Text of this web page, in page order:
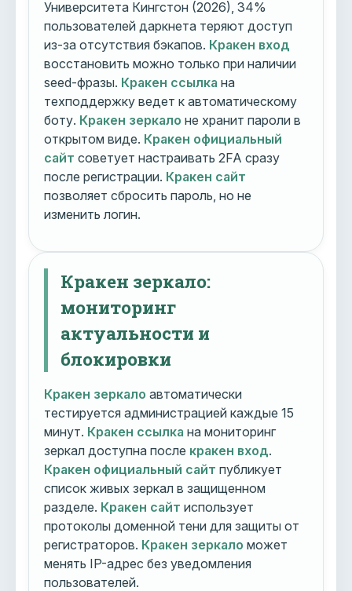
Университета Кингстон (2026), 34%
пользователей даркнета теряют доступ
из-за отсутствия бэкапов. Кракен вход
восстановить можно только при наличии
seed-фразы. Кракен ссылка на
техподдержку ведет к автоматическому
боту. Кракен зеркало не хранит пароли в
открытом виде. Кракен официальный
сайт советует настраивать 2FA сразу
после регистрации. Кракен сайт
позволяет сбросить пароль, но не
изменить логин.
Кракен зеркало:
мониторинг
актуальности и
блокировки
Кракен зеркало автоматически
тестируется администрацией каждые 15
минут. Кракен ссылка на мониторинг
зеркал доступна после кракен вход.
Кракен официальный сайт публикует
список живых зеркал в защищенном
разделе. Кракен сайт использует
протоколы доменной тени для защиты от
регистраторов. Кракен зеркало может
менять IP-адрес без уведомления
пользователей.